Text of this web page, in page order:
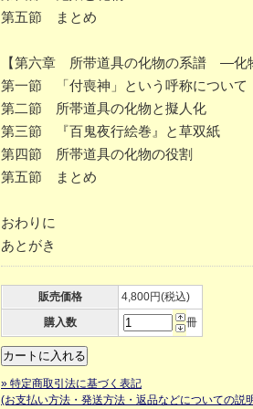
第五節 まとめ
【第六章 所带道具の化物の系譜 ―化
第一節 「付喪神」という呼称について
第二節 所帯道具の化物と擬人化
第三節 『百鬼夜行絵巻』と草双紙
第四節 所帯道具の化物の役割
第五節 まとめ
おわりに
あとがき
販売価格
4,800円(税込)
購入数
冊
» 特定商取引法に基づく表記
(お支払い方法・発送方法・返品などについての説